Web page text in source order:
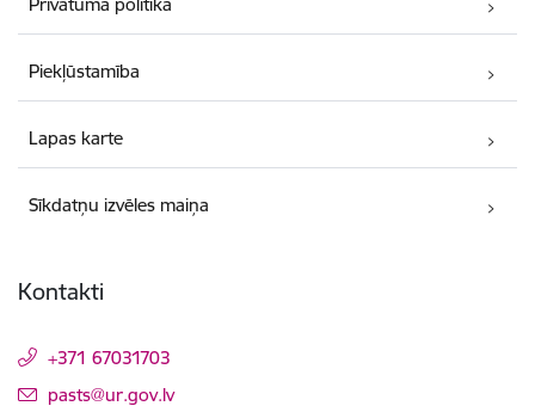
Piekļūstamība
Lapas karte
Sīkdatņu izvēles maiņa
Kontakti
+371 67031703
E-pasts:
pasts@ur.gov.lv